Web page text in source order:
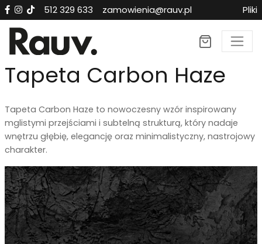
512 329 633 zamowienia@rauv.pl Pliki
Tapeta Carbon Haze
Tapeta Carbon Haze to nowoczesny wzór inspirowany
mglistymi przejściami i subtelną strukturą, który nadaje
wnętrzu głębię, elegancję oraz minimalistyczny, nastrojowy
charakter.
×